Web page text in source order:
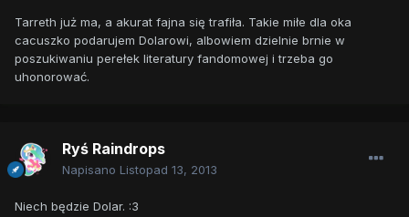
Tarreth już ma, a akurat fajna się trafiła. Takie miłe dla oka
cacuszko podarujem Dolarowi, albowiem dzielnie brnie w
poszukiwaniu perełek literatury fandomowej i trzeba go
uhonorować.
Ryś Raindrops
Napisano Listopad 13, 2013
Niech będzie Dolar. :3